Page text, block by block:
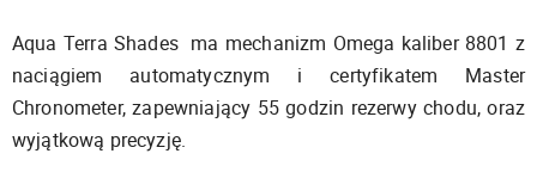
Aqua Terra Shades ma mechanizm Omega kaliber 8801 z
naciągiem automatycznym i certyfikatem Master
Chronometer, zapewniający 55 godzin rezerwy chodu, oraz
wyjątkową precyzję.